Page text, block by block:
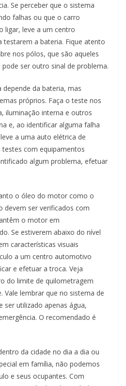
Se perceber que o sistema
falhas ou que o carro
ligar, leve a um centro
a bateria. Fique atento
nos pólos, que são aqueles
pode ser outro sinal de problema.
depende da bateria, mas
próprios. Faça o teste nos
iluminação interna e outros
e, ao identificar alguma falha
a uma auto elétrica de
com equipamentos
algum problema, efetuar
o óleo do motor como o
devem ser verificados com
o motor em
Se estiverem abaixo do nível
características visuais
a um centro automotivo
e efetuar a troca. Veja
do limite de quilometragem
Vale lembrar que no sistema de
ser utilizado apenas água,
O recomendado é
da cidade no dia a dia ou
em família, não podemos
e seus ocupantes. Com